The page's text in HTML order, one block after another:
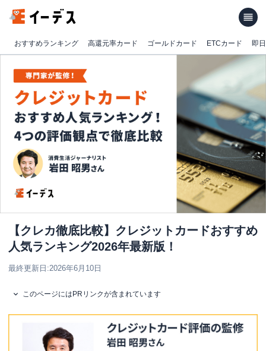
おすすめランキング 高還元率カード ゴールドカード ETCカード 即
【クレカ徹底比較】クレジットカードおすすめ
人気ランキング2026年最新版！
最終更新日:2026年6月10日
このページにはPRリンクが含まれています